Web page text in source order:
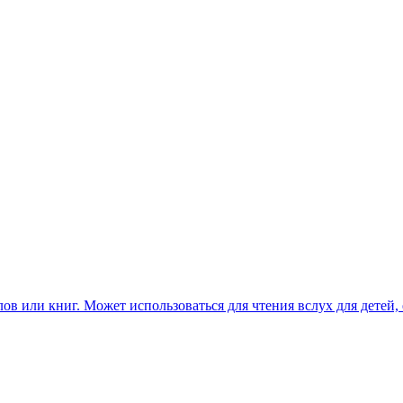
или книг. Может использоваться для чтения вслух для